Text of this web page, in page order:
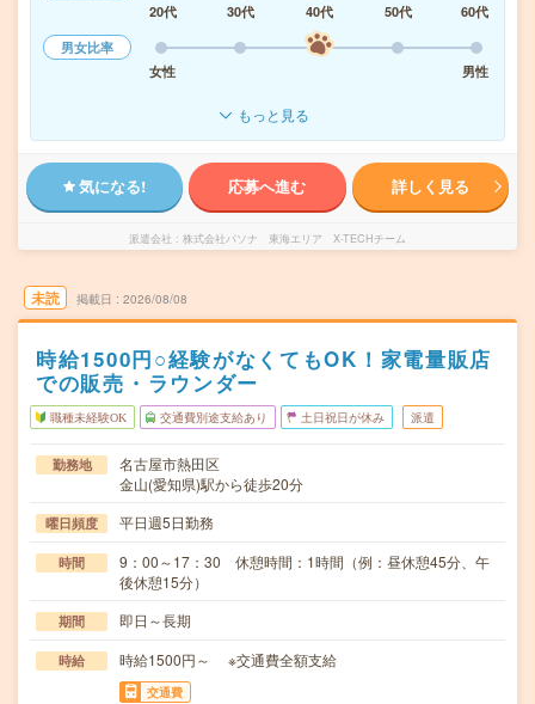
20代
30代 40代 50代
60代
男女比率
女性
男性
もっと見る
気になる! 応募へ進む 詳しく見る
派遣会社 株式会社パソナ 東海エリア X-TECHチーム
未読 掲載日 2026/08/08
時給1500円○経験がなくてもOK！家電量販店
での販売・ラウンダー
職種未経験OK 交通費別途支給あり 土日祝日が休み 派遣
勤務地
名古屋市熱田区
金山(愛知県)駅から徒歩20分
曜日頻度 平日週5日勤務
時間
9：00～17：30 休憩時間：1時間（例：昼休憩45分、午
後休憩15分）
期間 即日～長期
時給 時給1500円～ ※交通費全額支給
交通費